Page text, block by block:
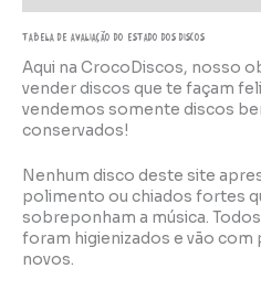
TABELA DE AVALIAÇÃo do estado dos discos
Aqui na CrocoDiscos, nosso
vender discos que te façam
vendemos somente discos
conservados!
Nenhum disco deste site
polimento ou chiados fortes
sobreponham a música.
foram higienizados e vão com
novos.